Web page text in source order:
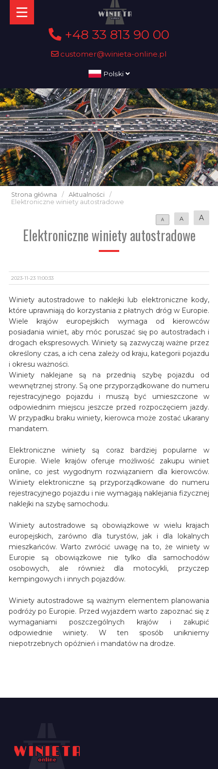
+48 33 813 90 00
customer@winieta-online.pl
Polski
Strona główna / Aktualności
/
Elektroniczne winiety autostradowe
A A A
Elektroniczne winiety autostradowe
2023-11-23 11:00:33
Winiety autostradowe to naklejki lub elektroniczne kody,
które uprawniają do korzystania z płatnych dróg w Europie.
Wiele krajów europejskich wymaga od kierowców
posiadania winiet, aby móc poruszać się po autostradach i
drogach ekspresowych. Winiety są zazwyczaj ważne przez
określony czas, a ich cena zależy od kraju, kategorii pojazdu
i okresu ważności.
Winiety naklejane są na przednią szybę pojazdu od
wewnętrznej strony. Są one przyporządkowane do numeru
rejestracyjnego pojazdu i muszą być umieszczone w
odpowiednim miejscu jeszcze przed rozpoczęciem jazdy.
W przypadku braku winiety, kierowca może zostać ukarany
mandatem.
Elektroniczne winiety są coraz bardziej popularne w
Europie. Wiele krajów oferuje możliwość zakupu winiet
online, co jest wygodnym rozwiązaniem dla kierowców.
Winiety elektroniczne są przyporządkowane do numeru
rejestracyjnego pojazdu i nie wymagają naklejania fizycznej
naklejki na szybę samochodu.
Winiety autostradowe są obowiązkowe w wielu krajach
europejskich, zarówno dla turystów, jak i dla lokalnych
mieszkańców. Warto zwrócić uwagę na to, że winiety w
Europie są obowiązkowe nie tylko dla samochodów
osobowych, ale również dla motocykli, przyczep
kempingowych i innych pojazdów.
Winiety autostradowe są ważnym elementem planowania
podróży po Europie. Przed wyjazdem warto zapoznać się z
wymaganiami poszczególnych krajów i zakupić
odpowiednie winiety. W ten sposób unikniemy
niepotrzebnych opóźnień i mandatów na drodze.